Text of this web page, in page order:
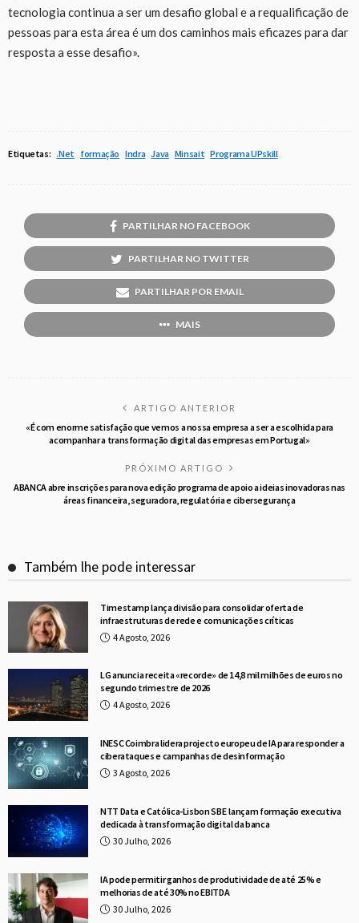
tecnologia continua a ser um desafio global e a requalificação de
pessoas para esta área é um dos caminhos mais eficazes para dar
resposta a esse desafio».
Etiquetas: .Net formação Indra Java Minsait Programa UPskill
PARTILHAR NO FACEBOOK
PARTILHAR NO TWITTER
PARTILHAR POR EMAIL
MAIS
ARTIGO ANTERIOR
«É com enorme satisfação que vemos a nossa empresa a ser a escolhida para
acompanhar a transformação digital das empresas em Portugal»
PRÓXIMO ARTIGO
ABANCA abre inscrições para nova edição programa de apoio a ideias inovadoras nas
áreas financeira, seguradora, regulatória e cibersegurança
Também lhe pode interessar
Timestamp lança divisão para consolidar oferta de
infraestruturas de rede e comunicações críticas
4 Agosto, 2026
LG anuncia receita «recorde» de 14,8 mil milhões de euros no
segundo trimestre de 2026
4 Agosto, 2026
INESC Coimbra lidera projecto europeu de IA para responder a
ciberataques e campanhas de desinformação
3 Agosto, 2026
NTT Data e Católica-Lisbon SBE lançam formação executiva
dedicada à transformação digital da banca
30 Julho, 2026
IA pode permitir ganhos de produtividade de até 25% e
melhorias de até 30% no EBITDA
30 Julho, 2026